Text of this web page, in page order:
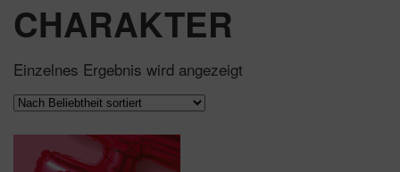
CHARAKTER
Einzelnes Ergebnis wird angezeigt